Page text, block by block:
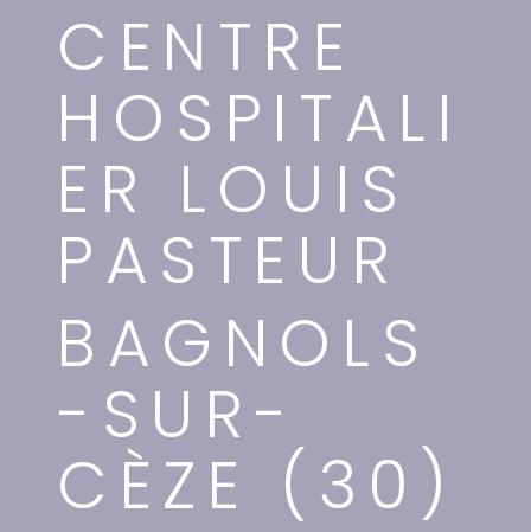
CENTRE
HOSPITALI
ER LOUIS
PASTEUR
BAGNOLS
-SUR-
CÈZE (30)